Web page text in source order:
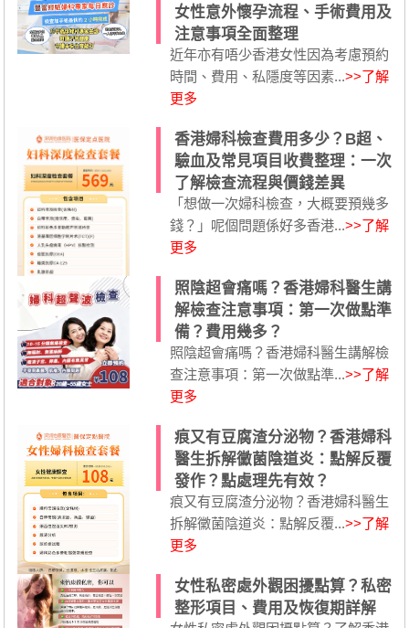
女性意外懷孕流程、手術費用及
注意事項全面整理
近年亦有唔少香港女性因為考慮預約
時間、費用、私隱度等因素...>>了解
更多
香港婦科檢查費用多少？B超、
驗血及常見項目收費整理：一次
了解檢查流程與價錢差異
「想做一次婦科檢查，大概要預幾多
錢？」呢個問題係好多香港...>>了解
更多
照陰超會痛嗎？香港婦科醫生講
解檢查注意事項：第一次做點準
備？費用幾多？
照陰超會痛嗎？香港婦科醫生講解檢
查注意事項：第一次做點準...>>了解
更多
痕又有豆腐渣分泌物？香港婦科
醫生拆解黴菌陰道炎：點解反覆
發作？點處理先有效？
痕又有豆腐渣分泌物？香港婦科醫生
拆解黴菌陰道炎：點解反覆...>>了解
更多
女性私密處外觀困擾點算？私密
整形項目、費用及恢復期詳解